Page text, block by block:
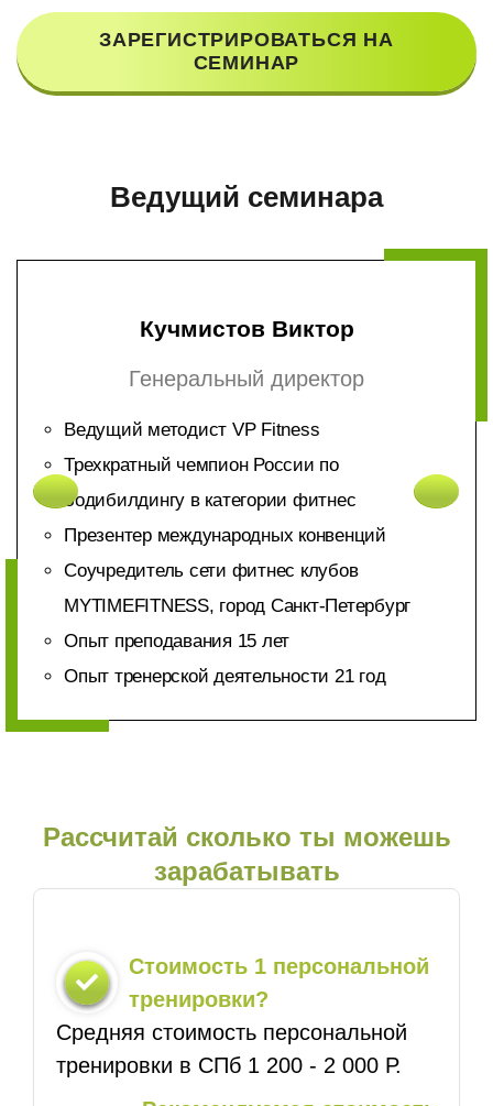
ЗАРЕГИСТРИРОВАТЬСЯ НА
СЕМИНАР
Ведущий семинара
Кучмистов Виктор
Генеральный директор
Ведущий методист VP Fitness
Трехкратный чемпион России по
бодибилдингу в категории фитнес
Презентер международных конвенций
Соучредитель сети фитнес клубов
MYTIMEFITNESS, город Санкт-Петербург
Опыт преподавания 15 лет
Опыт тренерской деятельности 21 год
Рассчитай сколько ты можешь
зарабатывать
Cтоимость 1 персональной
тренировки?
Средняя стоимость персональной
тренировки в СПб 1 200 - 2 000 Р.